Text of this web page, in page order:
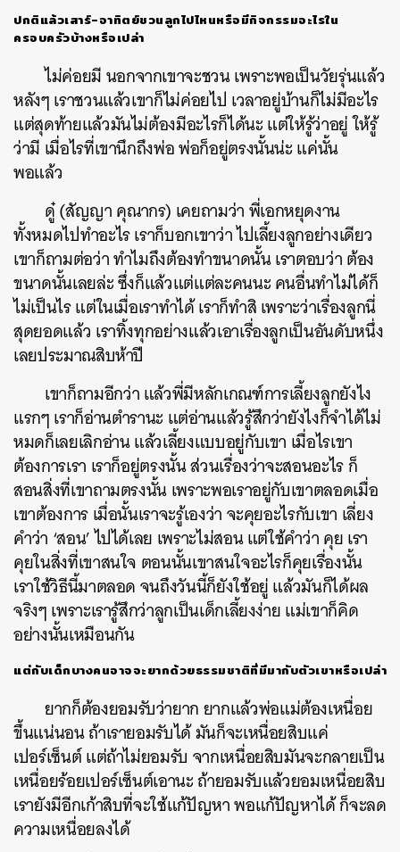
ปกติแล้วเสาร์-อาทิตย์ชวนลูกไปไหนหรือมีกิจกรรมอะไรใน
ครอบครัวบ้างหรือเปล่า
ไม่ค่อยมี นอกจากเขาจะชวน เพราะพอเป็นวัยรุ่นแล้ว
หลังๆ เราชวนแล้วเขาก็ไม่ค่อยไป เวลาอยู่บ้านก็ไม่มีอะไร
แต่สุดท้ายแล้วมันไม่ต้องมีอะไรก็ได้นะ แต่ให้รู้ว่าอยู่ ให้รู้
ว่ามี เมื่อไรที่เขานึกถึงพ่อ พ่อก็อยู่ตรงนั้นน่ะ แค่นั้น
พอแล้ว
ดู๋ (สัญญา คุณากร) เคยถามว่า พี่เอกหยุดงาน
ทั้งหมดไปทำอะไร เราก็บอกเขาว่า ไปเลี้ยงลูกอย่างเดียว
เขาก็ถามต่อว่า ทำไมถึงต้องทำขนาดนั้น เราตอบว่า ต้อง
ขนาดนั้นเลยล่ะ ซึ่งก็แล้วแต่แต่ละคนนะ คนอื่นทำไม่ได้ก็
ไม่เป็นไร แต่ในเมื่อเราทำได้ เราก็ทำสิ เพราะว่าเรื่องลูกนี่
สุดยอดแล้ว เราทิ้งทุกอย่างแล้วเอาเรื่องลูกเป็นอันดับหนึ่ง
เลยประมาณสิบห้าปี
เขาก็ถามอีกว่า แล้วพี่มีหลักเกณฑ์การเลี้ยงลูกยังไง
แรกๆ เราก็อ่านตำรานะ แต่อ่านแล้วรู้สึกว่ายังไงก็จำได้ไม่
หมดก็เลยเลิกอ่าน แล้วเลี้ยงแบบอยู่กับเขา เมื่อไรเขา
ต้องการเรา เราก็อยู่ตรงนั้น ส่วนเรื่องว่าจะสอนอะไร ก็
สอนสิ่งที่เขาถามตรงนั้น เพราะพอเราอยู่กับเขาตลอดเมื่อ
เขาต้องการ เมื่อนั้นเราจะรู้เองว่า จะคุยอะไรกับเขา เลี่ยง
คำว่า ‘สอน’ ไปได้เลย เพราะไม่สอน แต่ใช้คำว่า คุยเรา
คุยในสิ่งที่เขาสนใจ ตอนนั้นเขาสนใจอะไรก็คุยเรื่องนั้น
เราใช้วิธีนี้มาตลอด จนถึงวันนี้ก็ยังใช้อยู่ แล้วมันก็ได้ผล
จริงๆ เพราะเรารู้สึกว่าลูกเป็นเด็กเลี้ยงง่าย แม่เขาก็คิด
อย่างนั้นเหมือนกัน
แต่กับเด็กบางคนอาจจะยากด้วยธรรมชาติที่มีมากับตัวเขาหรือเปล่า
ยากก็ต้องยอมรับว่ายาก ยากแล้วพ่อแม่ต้องเหนื่อย
ขึ้นแน่นอน ถ้าเรายอมรับได้ มันก็จะเหนื่อยสิบแค่
เปอร์เซ็นต์ แต่ถ้าไม่ยอมรับ จากเหนื่อยสิบมันจะกลายเป็น
เหนื่อยร้อยเปอร์เซ็นต์เอานะ ถ้ายอมรับแล้วยอมเหนื่อยสิบ
เรายังมีอีกเก้าสิบที่จะใช้แก้ปัญหา พอแก้ปัญหาได้ ก็จะลด
ความเหนื่อยลงได้